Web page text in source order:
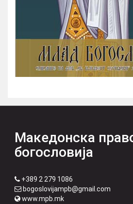
Македонска
богословија
+389 2 279 1086
bogoslovijampb@gmail.com
www.mpb.mk